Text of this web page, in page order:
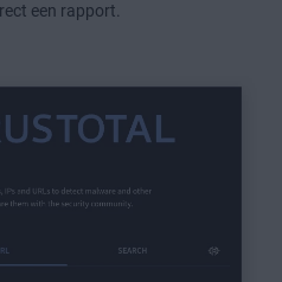
een rapport.